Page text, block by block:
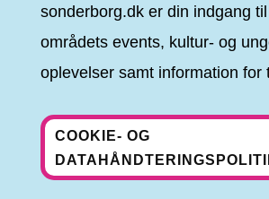
sonderborg.dk er din indgang
områdets events, kultur- og
oplevelser samt information for
COOKIE- OG